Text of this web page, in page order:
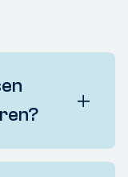
met werk-